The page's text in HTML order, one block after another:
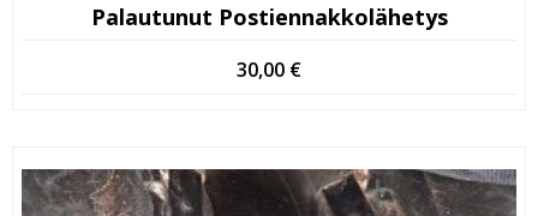
Palautunut Postiennakkolähetys
30,00 €